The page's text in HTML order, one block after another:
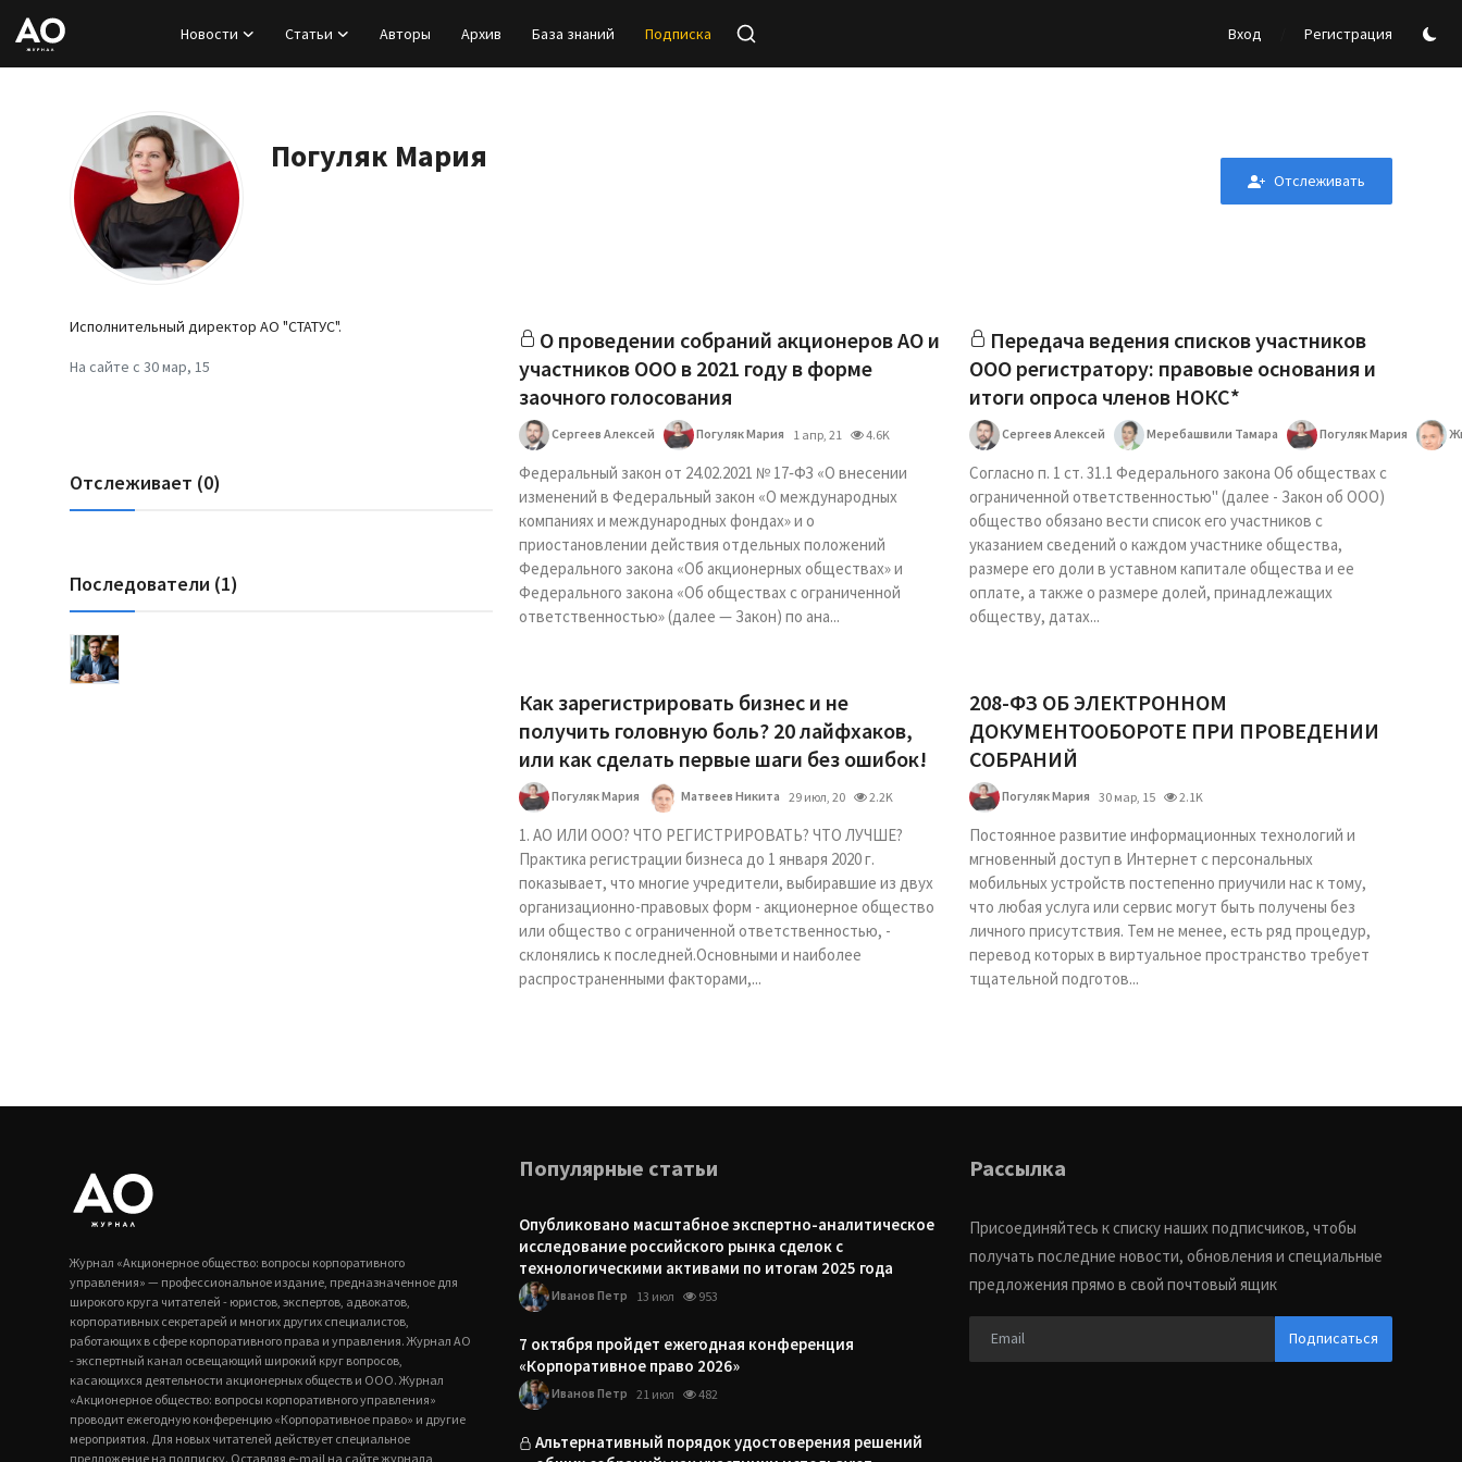
Новости Статьи Авторы Архив База знаний Подписка Вход Регистрация
Регистрация
Новости
Подписка
Погуляк Мария
Отслеживать
Исполнительный директор АО "СТАТУС".
На сайте с 30 мар, 15
Отслеживает (0)
Последователи (1)
О проведении собраний акционеров АО и
участников ООО в 2021 году в форме
заочного голосования
Сергеев Алексей Погуляк Мария 1 апр, 21 4.6K
Федеральный закон от 24.02.2021 № 17‑ФЗ «О внесении
изменений в Федеральный закон «О международных
компаниях и международных фондах» и о
приостановлении действия отдельных положений
Федерального закона «Об акционерных обществах» и
Федерального закона «Об обществах с ограниченной
ответственностью» (далее — Закон) по ана...
Передача ведения списков участников
ООО регистратору: правовые основания и
итоги опроса членов НОКС*
Сергеев Алексей Меребашвили Тамара Погуляк Мария
Согласно п. 1 ст. 31.1 Федерального закона Об обществах с
ограниченной ответственностью" (далее - Закон об ООО)
общество обязано вести список его участников с
указанием сведений о каждом участнике общества,
размере его доли в уставном капитале общества и ее
оплате, а также о размере долей, принадлежащих
обществу, датах...
Как зарегистрировать бизнес и не
получить головную боль? 20 лайфхаков,
или как сделать первые шаги без ошибок!
Погуляк Мария Матвеев Никита 29 июл, 20 2.2K
1. АО ИЛИ ООО? ЧТО РЕГИСТРИРОВАТЬ? ЧТО ЛУЧШЕ?
Практика регистрации бизнеса до 1 января 2020 г.
показывает, что многие учредители, выбиравшие из двух
организационно-правовых форм - акционерное общество
или общество с ограниченной ответственностью, -
склонялись к последней.Основными и наиболее
распространенными факторами,...
208-ФЗ ОБ ЭЛЕКТРОННОМ
ДОКУМЕНТООБОРОТЕ ПРИ ПРОВЕДЕНИИ
СОБРАНИЙ
Погуляк Мария 30 мар, 15 2.1K
Постоянное развитие информационных технологий и
мгновенный доступ в Интернет с персональных
мобильных устройств постепенно приучили нас к тому,
что любая услуга или сервис могут быть получены без
личного присутствия. Тем не менее, есть ряд процедур,
перевод которых в виртуальное пространство требует
тщательной подготов...
Журнал «Акционерное общество: вопросы корпоративного
управления» — профессиональное издание, предназначенное для
широкого круга читателей - юристов, экспертов, адвокатов,
корпоративных секретарей и многих других специалистов,
работающих в сфере корпоративного права и управления. Журнал АО
- экспертный канал освещающий широкий круг вопросов,
касающихся деятельности акционерных обществ и ООО. Журнал
«Акционерное общество: вопросы корпоративного управления»
проводит ежегодную конференцию «Корпоративное право» и другие
мероприятия. Для новых читателей действует специальное
предложение на подписку. Оставляя e-mail на сайте журнала
Популярные статьи
Опубликовано масштабное экспертно-аналитическое
исследование российского рынка сделок с
технологическими активами по итогам 2025 года
Иванов Петр 13 июл 953
7 октября пройдет ежегодная конференция
«Корпоративное право 2026»
Иванов Петр 21 июл 482
Альтернативный порядок удостоверения решений
Рассылка
Присоединяйтесь к списку наших подписчиков, чтобы
получать последние новости, обновления и специальные
предложения прямо в свой почтовый ящик
Подписаться